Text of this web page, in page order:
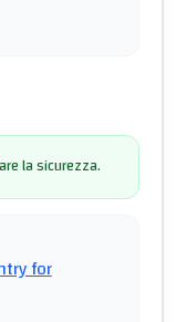
la sicurezza.
for